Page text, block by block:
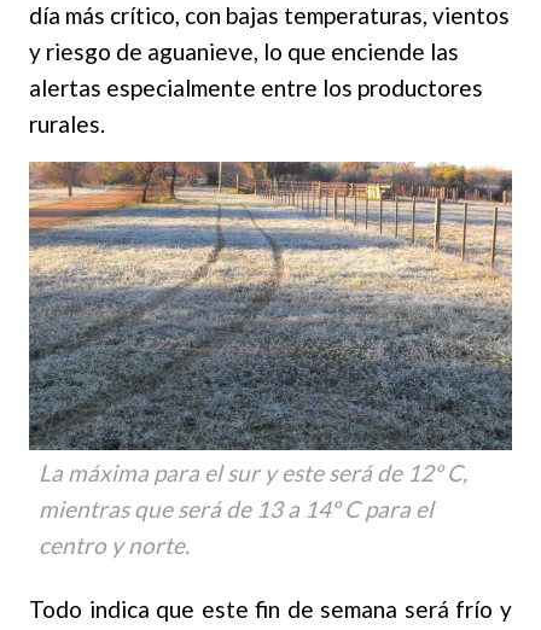
día más crítico, con bajas temperaturas, vientos
y riesgo de aguanieve, lo que enciende las
alertas especialmente entre los productores
rurales.
La máxima para el sur y este será de 12º C,
mientras que será de 13 a 14º C para el
centro y norte.
Todo indica que este fin de semana será frío y